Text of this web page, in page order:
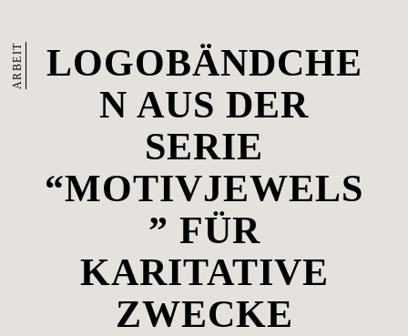
LOGOBÄNDCHE
N AUS DER
SERIE
“MOTIVJEWELS
” FÜR
KARITATIVE
ZWECKE
ARBEIT